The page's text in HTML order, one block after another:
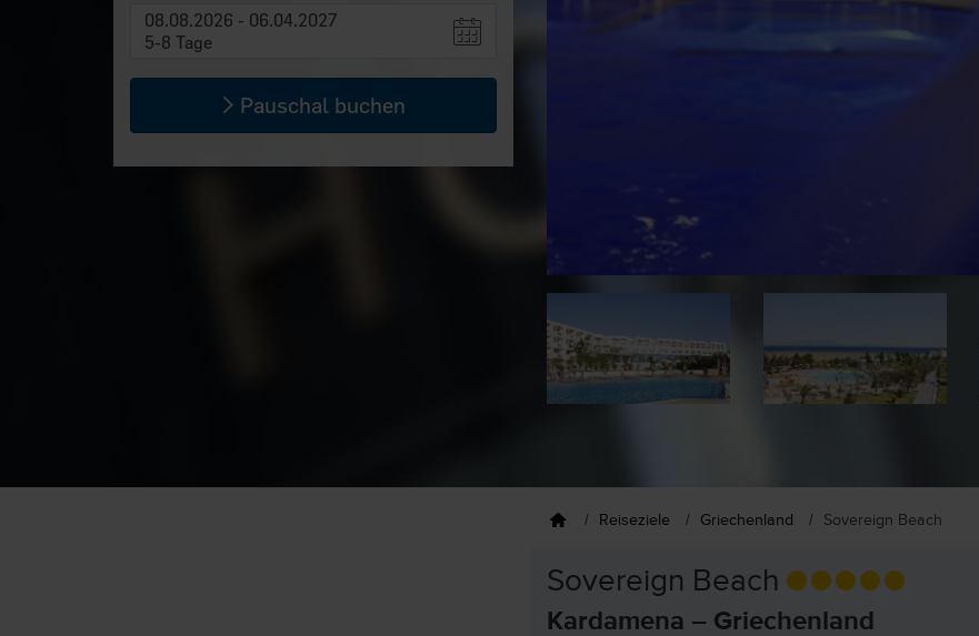
08.08.2026 - 06.04.2027
5-8 Tage
Pauschal buchen
Reiseziele Griechenland Sovereign Beach
Sovereign Beach
Kardamena – Griechenland